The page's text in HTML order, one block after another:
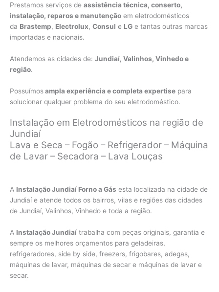
Prestamos serviços de assistência técnica, conserto,
instalação, reparos e manutenção em eletrodomésticos
da Brastemp, Electrolux, Consul e LG e tantas outras marcas
importadas e nacionais.
Atendemos as cidades de: Jundiaí, Valinhos, Vinhedo e
região.
Possuímosampla experiência e completa expertise para
solucionar qualquer problema do seu eletrodoméstico.
Instalação em Eletrodomésticos na região de
Jundiaí
Lava e Seca – Fogão – Refrigerador – Máquina
de Lavar – Secadora – Lava Louças
A Instalação Jundiaí Forno a Gás esta localizada na cidade de
Jundiaí e atende todos os bairros, vilas e regiões das cidades
de Jundiaí, Valinhos, Vinhedo e toda a região.
A Instalação Jundiaí trabalha com peças originais, garantia e
sempre os melhores orçamentos para geladeiras,
refrigeradores, side by side, freezers, frigobares, adegas,
máquinas de lavar, máquinas de secar e máquinas de lavar e
secar.